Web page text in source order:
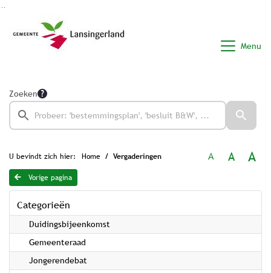
Menu
Zoeken
U bevindt zich hier: Home Vergaderingen A A A
Vorige pagina
Categorieën
Duidingsbijeenkomst
Gemeenteraad
Jongerendebat